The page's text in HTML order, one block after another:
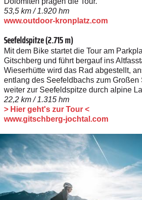
53,5 km / 1.920 hm
www.outdoor-kronplatz.com
Seefeldspitze (2.715 m)
Mit dem Bike startet die Tour am
Gitschberg und führt bergauf ins
Wieserhütte wird das Rad abgestellt,
entlang des Seefeldbachs zum Großen
weiter zur Seefeldspitze durch alpine
22,2 km / 1.315 hm
> Hier geht's zur Tour <
www.gitschberg-jochtal.com